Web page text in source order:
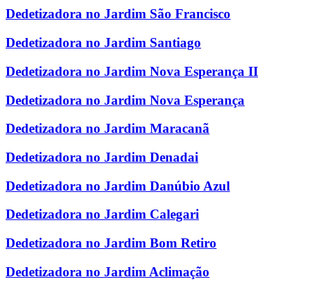
Dedetizadora no Jardim São Francisco
Dedetizadora no Jardim Santiago
Dedetizadora no Jardim Nova Esperança II
Dedetizadora no Jardim Nova Esperança
Dedetizadora no Jardim Maracanã
Dedetizadora no Jardim Denadai
Dedetizadora no Jardim Danúbio Azul
Dedetizadora no Jardim Calegari
Dedetizadora no Jardim Bom Retiro
Dedetizadora no Jardim Aclimação